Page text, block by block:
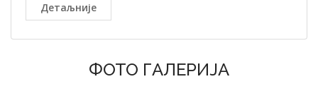
Детаљније
ФОТО ГАЛЕРИЈА